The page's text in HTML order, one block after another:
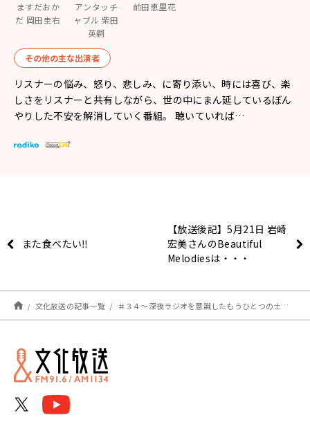
ますだおか
だ 岡田圭右
アンタッチ
ャブル 柴田
英嗣
前田恵里花
その他の主な出演者
リスナーの悩み、怒り、悲しみ、に寄り添い、時には喜び、楽
しさをリスナーと共有しながら、世の中にまん延しているぼん
やりした不安を解消していく番組。 聴いていれば…
また食べたい‼
【放送後記】5月21日 岩崎
宏美さんのBeautiful
Melodiesは・・・
文化放送の記事一覧 ＃３４～深夜ラジオを意識したもうひとつの土曜日